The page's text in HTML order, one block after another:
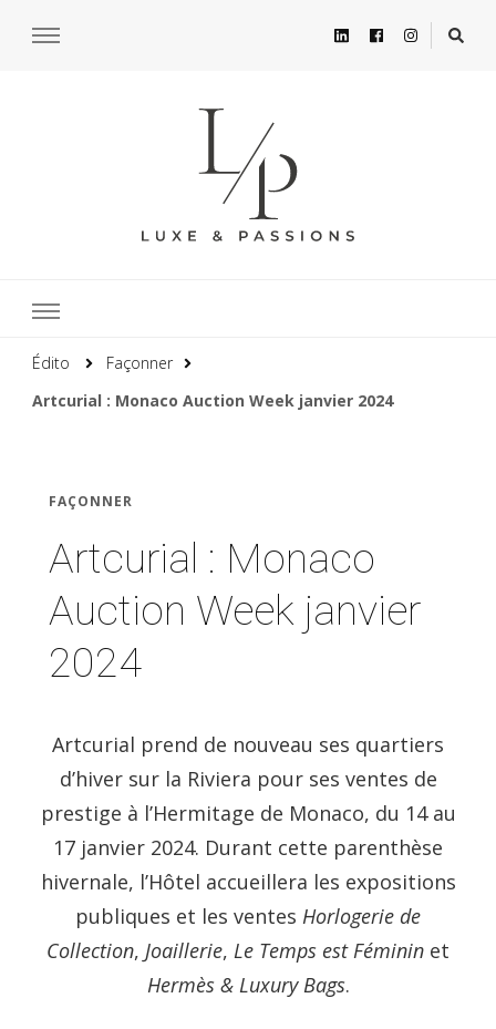
Édito
Façonner
Artcurial : Monaco Auction Week janvier 2024
FAÇONNER
Artcurial : Monaco
Auction Week janvier
2024
Artcurial prend de nouveau ses quartiers
d’hiver sur la Riviera pour ses ventes de
prestige à l’Hermitage de Monaco, du 14 au
17 janvier 2024. Durant cette parenthèse
hivernale, l’Hôtel accueillera les expositions
publiques et les ventes Horlogerie de
Collection, Joaillerie, Le Temps est Féminin et
Hermès & Luxury Bags.